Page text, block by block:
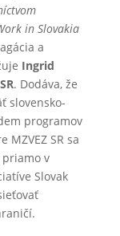
in Slovakia
a
Ingrid
. Dodáva, že
slovensko-
programov
SR sa
v
Slovak